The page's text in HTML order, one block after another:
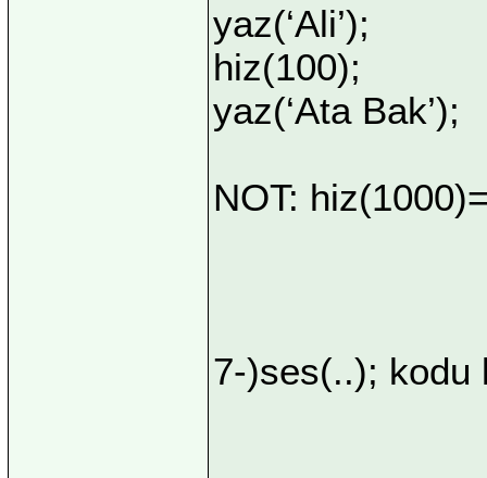
yaz(‘Ali’);
hiz(100);
yaz(‘Ata Bak’);
NOT:
7-)ses(..); kodu